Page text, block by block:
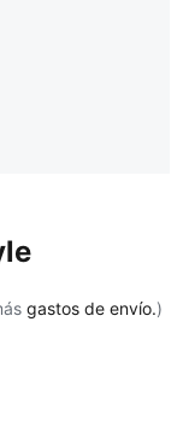
gastos de envío.)